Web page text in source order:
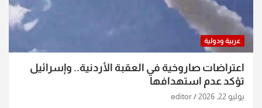
عربية ودولية
اعتراضات صاروخية في العقبة الأردنية.. وإسرائيل
تؤكد عدم استهدافها
يوليو 22, 2026 editor